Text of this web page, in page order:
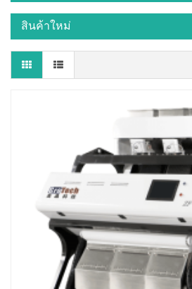
สินค้าใหม่